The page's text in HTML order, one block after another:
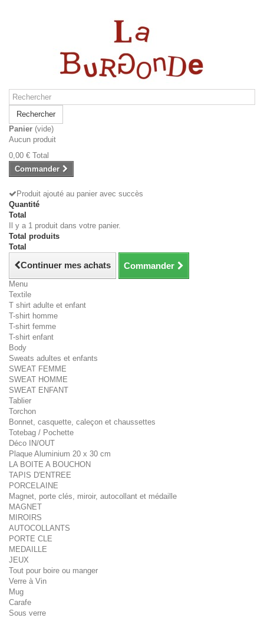
Rechercher
Panier (vide)
Aucun produit
0,00 € Total
Commander
Produit ajouté au panier avec succès
Quantité
Total
Il y a 1 produit dans votre panier.
Total produits
Total
Continuer mes achats Commander
Menu
Textile
T shirt adulte et enfant
T-shirt homme
T-shirt femme
T-shirt enfant
Body
Sweats adultes et enfants
SWEAT FEMME
SWEAT HOMME
SWEAT ENFANT
Tablier
Torchon
Bonnet, casquette, caleçon et chaussettes
Totebag / Pochette
Déco IN/OUT
Plaque Aluminium 20 x 30 cm
LA BOITE A BOUCHON
TAPIS D'ENTREE
PORCELAINE
Magnet, porte clés, miroir, autocollant et médaille
MAGNET
MIROIRS
AUTOCOLLANTS
PORTE CLE
MEDAILLE
JEUX
Tout pour boire ou manger
Verre à Vin
Mug
Carafe
Sous verre